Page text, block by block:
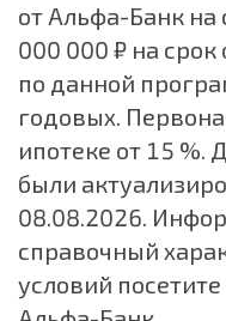
от Альфа-Банк
000 000 ₽ на срок
по данной
годовых.
ипотеке от 15
были
08.08.2026.
справочный
условий